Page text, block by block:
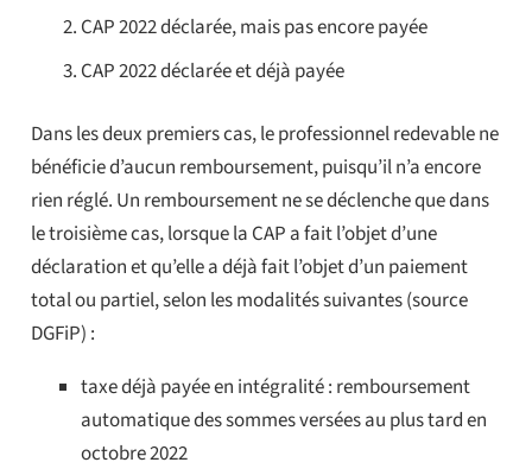
CAP 2022 déclarée, mais pas encore payée
CAP 2022 déclarée et déjà payée
Dans les deux premiers cas, le professionnel redevable ne
bénéficie d’aucun remboursement, puisqu’il n’a encore
rien réglé. Un remboursement ne se déclenche que dans
le troisième cas, lorsque la CAP a fait l’objet d’une
déclaration et qu’elle a déjà fait l’objet d’un paiement
total ou partiel, selon les modalités suivantes (source
DGFiP) :
taxe déjà payée en intégralité : remboursement
automatique des sommes versées au plus tard en
octobre 2022